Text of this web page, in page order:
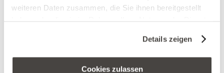
weiteren Daten zusammen, die Sie ihnen bereitgestellt
Cookies, wenn Sie unsere Webseite weiterhin nutzen.
Details zeigen
Cookies zulassen
nach